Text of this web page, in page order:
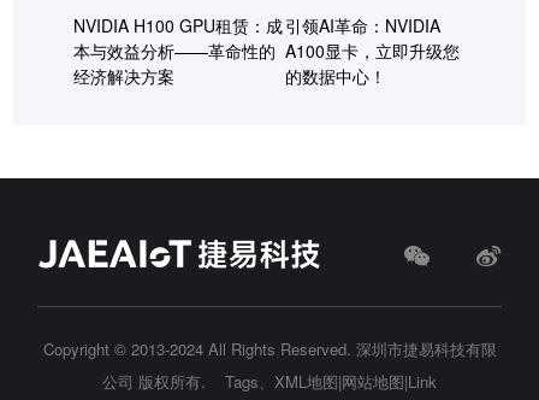
NVIDIA H100 GPU租赁：成
本与效益分析——革命性的
经济解决方案
引领AI革命：NVIDIA
A100显卡，立即升级您
的数据中心！
Copyright © 2013-2024 All Rights Reserved. 深圳市捷易科技有限
公司 版权所有. Tags、 XML地图|网站地图|Link